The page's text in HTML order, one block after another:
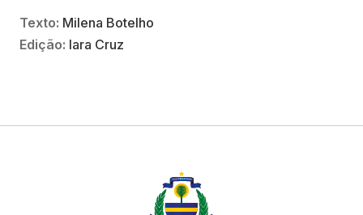
Texto: Milena Botelho
Edição: Iara Cruz